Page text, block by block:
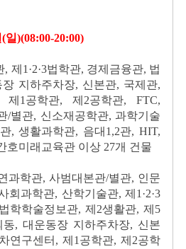
(일)(08:00-20:00)
제1·2·3법학관, 경제금융관, 법
지하주차장, 신본관, 국제관,
제1공학관, 제2공학관, FTC,
/별관, 신소재공학관, 과학기술
, 생활과학관, 음대1,2관, HIT,
호미래교육관 이상 27개 건물
과학관, 사범대본관/별관, 인문
회과학관, 산학기술관, 제1·2·3
학학술정보관, 제2생활관, 제5
, 대운동장 지하주차장, 신본
연구센터, 제1공학관, 제2공학